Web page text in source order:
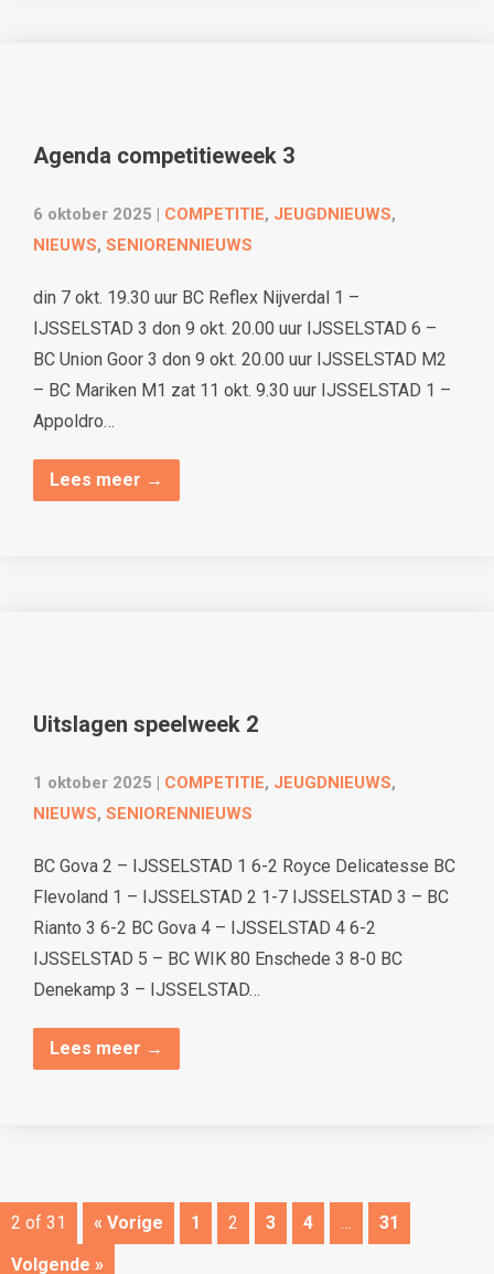
Agenda competitieweek 3
6 oktober 2025 COMPETITIE, JEUGDNIEUWS,
NIEUWS, SENIORENNIEUWS
din 7 okt. 19.30 uur BC Reflex Nijverdal 1 –
IJSSELSTAD 3 don 9 okt. 20.00 uur IJSSELSTAD 6 –
BC Union Goor 3 don 9 okt. 20.00 uur IJSSELSTAD M2
– BC Mariken M1 zat 11 okt. 9.30 uur IJSSELSTAD 1 –
Appoldro…
Lees meer →
Uitslagen speelweek 2
1 oktober 2025 COMPETITIE, JEUGDNIEUWS,
NIEUWS, SENIORENNIEUWS
BC Gova 2 – IJSSELSTAD 1 6-2 Royce Delicatesse BC
Flevoland 1 – IJSSELSTAD 2 1-7 IJSSELSTAD 3 – BC
Rianto 3 6-2 BC Gova 4 – IJSSELSTAD 4 6-2
IJSSELSTAD 5 – BC WIK 80 Enschede 3 8-0 BC
Denekamp 3 – IJSSELSTAD…
Lees meer →
2 of 31 « Vorige 1 2 3 4 …
31
Volgende »